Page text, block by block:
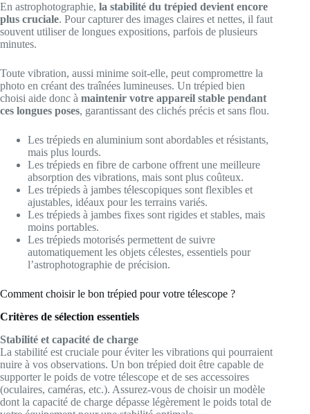
En astrophotographie, la stabilité du trépied devient encore
plus cruciale. Pour capturer des images claires et nettes, il faut
souvent utiliser de longues expositions, parfois de plusieurs
minutes.
Toute vibration, aussi minime soit-elle, peut compromettre la
photo en créant des traînées lumineuses. Un trépied bien
choisi aide donc à maintenir votre appareil stable pendant
ces longues poses, garantissant des clichés précis et sans flou.
Les trépieds en aluminium sont abordables et résistants,
mais plus lourds.
Les trépieds en fibre de carbone offrent une meilleure
absorption des vibrations, mais sont plus coûteux.
Les trépieds à jambes télescopiques sont flexibles et
ajustables, idéaux pour les terrains variés.
Les trépieds à jambes fixes sont rigides et stables, mais
moins portables.
Les trépieds motorisés permettent de suivre
automatiquement les objets célestes, essentiels pour
l’astrophotographie de précision.
Comment choisir le bon trépied pour votre télescope ?
Critères de sélection essentiels
Stabilité et capacité de charge
La stabilité est cruciale pour éviter les vibrations qui pourraient
nuire à vos observations. Un bon trépied doit être capable de
supporter le poids de votre télescope et de ses accessoires
(oculaires, caméras, etc.). Assurez-vous de choisir un modèle
dont la capacité de charge dépasse légèrement le poids total de